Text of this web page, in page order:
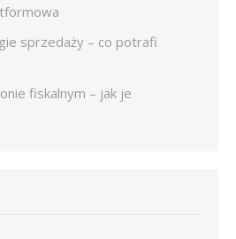
sprzedaży – co potrafi
fiskalnym – jak je